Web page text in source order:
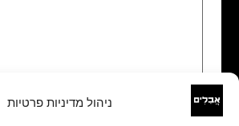
ניהול מדיניות פרטיות שם